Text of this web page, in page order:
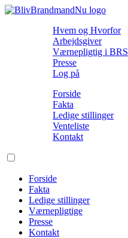
Hvem og Hvorfor
Arbejdsgiver
Værnepligtig i BRS
Presse
Log på
Forside
Fakta
Ledige stillinger
Venteliste
Kontakt
Forside
Fakta
Ledige stillinger
Værnepligtige
Presse
Kontakt